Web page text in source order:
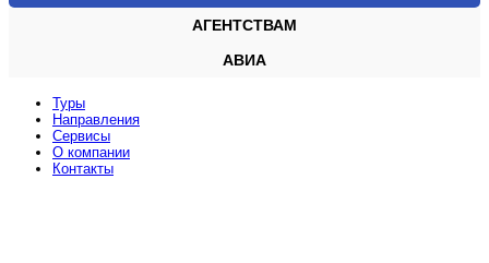
АГЕНТСТВАМ
АВИА
Туры
Направления
Сервисы
O компании
Контакты